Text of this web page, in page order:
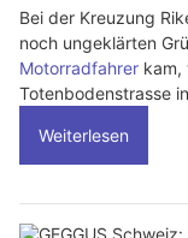
Bei der Kreuzung
noch ungeklärten
Motorradfahrer kam,
Totenbodenstrasse
Weiterlesen